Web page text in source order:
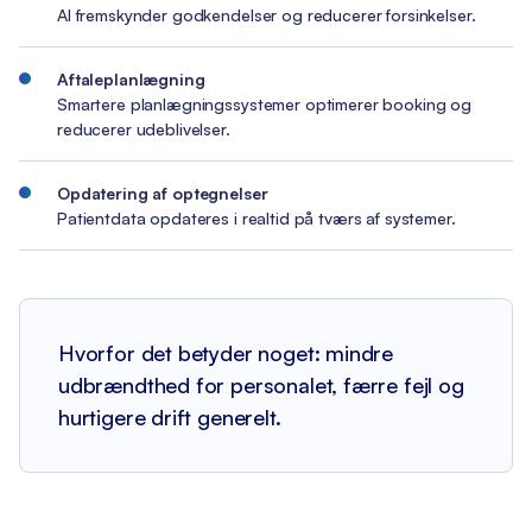
AI fremskynder godkendelser og reducerer forsinkelser.
Aftaleplanlægning
Smartere planlægningssystemer optimerer booking og
reducerer udeblivelser.
Opdatering af optegnelser
Patientdata opdateres i realtid på tværs af systemer.
Hvorfor det betyder noget: mindre
udbrændthed for personalet, færre fejl og
hurtigere drift generelt.